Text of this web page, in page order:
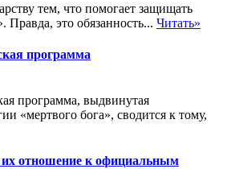
тем, что помогает защищать
Правда, это обязанность... Читать»
программа
программа, выдвинутая
«мертвого бога», сводится к тому,
их отношение к официальным